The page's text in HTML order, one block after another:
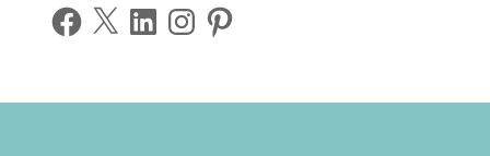
Facebook
X LinkedInInstagramPinterest